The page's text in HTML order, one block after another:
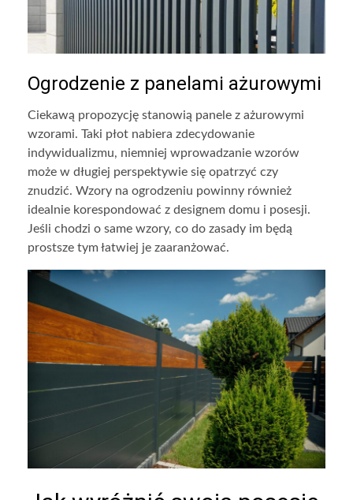
Ogrodzenie z panelami ażurowymi
Ciekawą propozycję stanowią panele z ażurowymi
wzorami. Taki płot nabiera zdecydowanie
indywidualizmu, niemniej wprowadzanie wzorów
może w długiej perspektywie się opatrzyć czy
znudzić. Wzory na ogrodzeniu powinny również
idealnie korespondować z designem domu i posesji.
Jeśli chodzi o same wzory, co do zasady im będą
prostsze tym łatwiej je zaaranżować.